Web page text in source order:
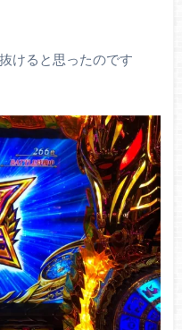
けると思ったのです